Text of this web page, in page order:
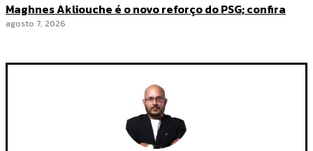
Maghnes Akliouche é o novo reforço do PSG; confira
agosto 7, 2026